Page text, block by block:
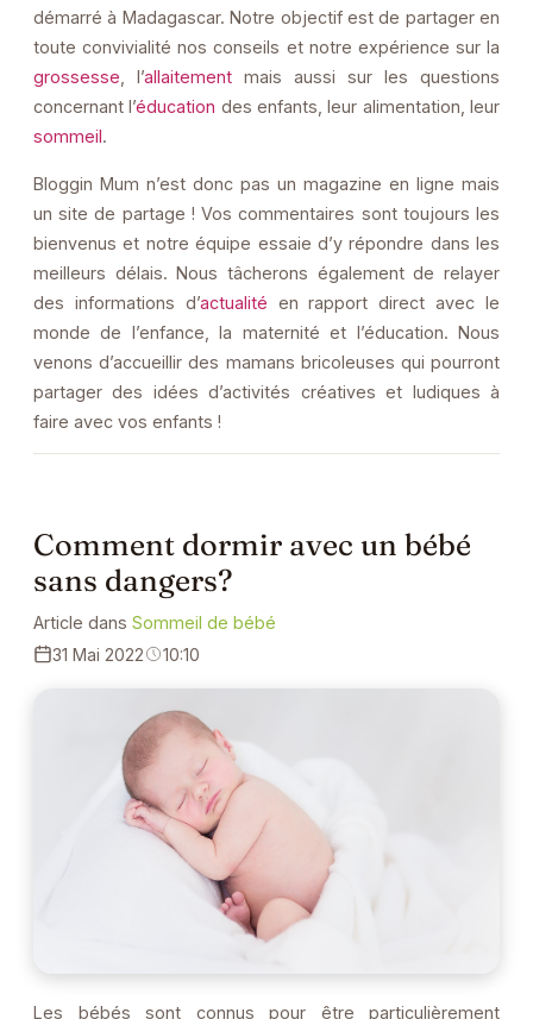
démarré à Madagascar. Notre objectif est de partager en
toute convivialité nos conseils et notre expérience sur la
grossesse, l’allaitement mais aussi sur les questions
concernant l’éducation des enfants, leur alimentation, leur
sommeil.
Bloggin Mum n’est donc pas un magazine en ligne mais
un site de partage ! Vos commentaires sont toujours les
bienvenus et notre équipe essaie d’y répondre dans les
meilleurs délais. Nous tâcherons également de relayer
des informations d’actualité en rapport direct avec le
monde de l’enfance, la maternité et l’éducation. Nous
venons d’accueillir des mamans bricoleuses qui pourront
partager des idées d’activités créatives et ludiques à
faire avec vos enfants !
Comment dormir avec un bébé
sans dangers?
Article dans Sommeil de bébé
31 Mai 2022
10:10
Les bébés sont connus pour être particulièrement